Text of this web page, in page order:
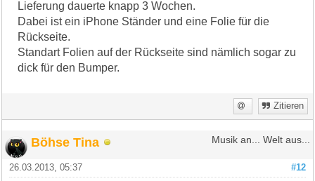
Lieferung dauerte knapp 3 Wochen.
Dabei ist ein iPhone Ständer und eine Folie für die
Rückseite.
Standart Folien auf der Rückseite sind nämlich sogar zu
dick für den Bumper.
Zitieren
Böhse Tina Musik an... Welt aus...
#12
26.03.2013, 05:37